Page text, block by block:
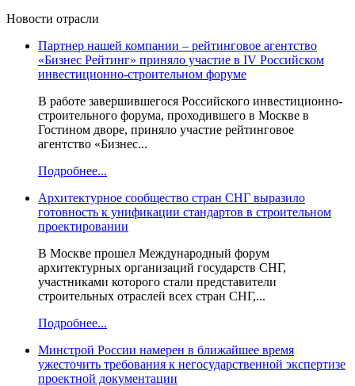
Новости отрасли
Партнер нашей компании – рейтинговое агентство
«Бизнес Рейтинг» приняло участие в IV Российском
инвестиционно-строительном форуме
В работе завершившегося Российского инвестиционно-
строительного форума, проходившего в Москве в
Гостином дворе, приняло участие рейтинговое
агентство «Бизнес...
Подробнее...
Архитектурное сообщество стран СНГ выразило
готовность к унификации стандартов в строительном
проектировании
В Москве прошел Международный форум
архитектурных организаций государств СНГ,
участниками которого стали представители
строительных отраслей всех стран СНГ,...
Подробнее...
Минстрой России намерен в ближайшее время
ужесточить требования к негосударственной экспертизе
проектной документации